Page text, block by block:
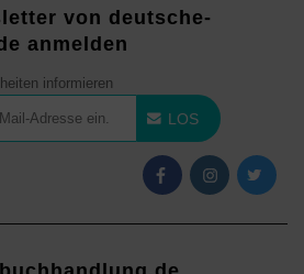
von deutsche-
anmelden
informieren
LOS